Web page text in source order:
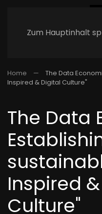
Zum Hauptinhalt
Home
The Data
Inspired & Digital Culture"
The Data
Inspired
Culture"